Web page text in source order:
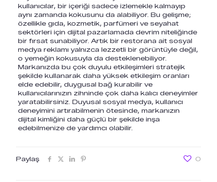
kullanıcılar, bir içeriği sadece izlemekle kalmayıp
aynı zamanda kokusunu da alabiliyor. Bu gelişme;
özellikle gıda, kozmetik, parfümeri ve seyahat
sektörleri için dijital pazarlamada devrim niteliğinde
bir fırsat sunabiliyor. Artık bir restorana ait sosyal
medya reklamı yalnızca lezzetli bir görüntüyle değil,
o yemeğin kokusuyla da desteklenebiliyor.
Markanızda bu çok duyulu etkileşimleri stratejik
şekilde kullanarak daha yüksek etkileşim oranları
elde edebilir, duygusal bağ kurabilir ve
kullanıcılarınızın zihninde çok daha kalıcı deneyimler
yaratabilirsiniz. Duyusal sosyal medya, kullanıcı
deneyimini artırabilmenin ötesinde, markanızın
dijital kimliğini daha güçlü bir şekilde inşa
edebilmenize de yardımcı olabilir.
Paylaş 0